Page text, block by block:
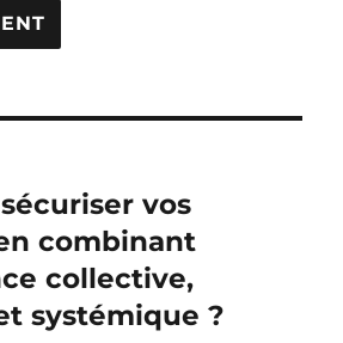
vos
combinant
collective,
systémique ?